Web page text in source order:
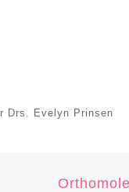
Drs. Evelyn Prinsen